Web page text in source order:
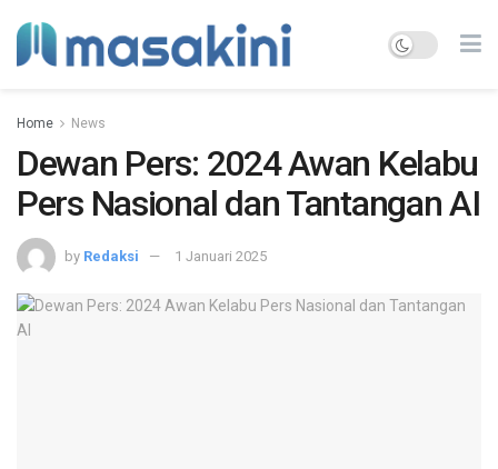
Home News
Dewan Pers: 2024 Awan Kelabu
Pers Nasional dan Tantangan AI
by Redaksi 1 Januari 2025